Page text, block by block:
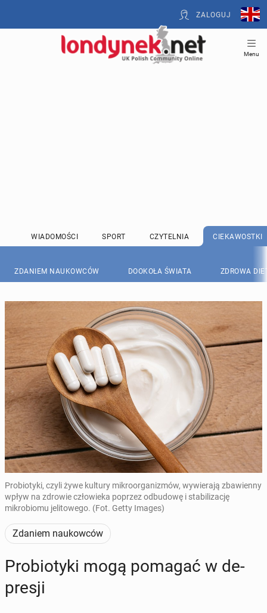
ZALOGUJ
Menu
WIADOMOŚCI SPORT CZYTELNIA CIEKAWOSTKI
ZDANIEM NAUKOWCÓW DOOKOŁA ŚWIATA ZDROWA
Probiotyki, czyli żywe kultury mikroorganizmów, wywierają zbawienny
wpływ na zdrowie człowieka poprzez odbudowę i stabilizację
mikrobiomu jelitowego. (Fot. Getty Images)
Zdaniem naukowców
Pro­bio­ty­ki mogą pomagać w de­
pre­sji